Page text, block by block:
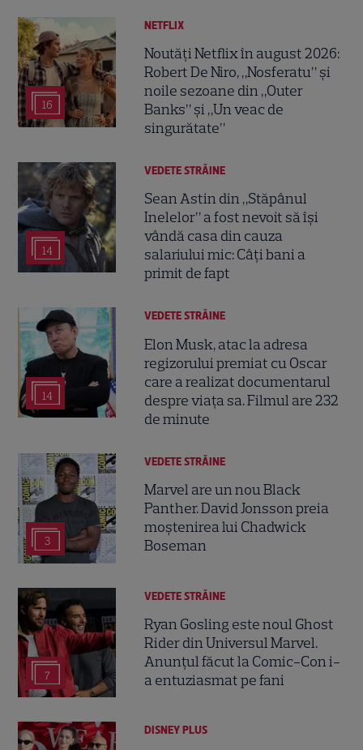
16
NETFLIX
Noutăți Netflix în august 2026:
Robert De Niro, „Nosferatu” și
noile sezoane din „Outer
Banks” și „Un veac de
singurătate”
14
VEDETE STRĂINE
Sean Astin din „Stăpânul
Inelelor” a fost nevoit să își
vândă casa din cauza
salariului mic: Câți bani a
primit de fapt
14
VEDETE STRĂINE
Elon Musk, atac la adresa
regizorului premiat cu Oscar
care a realizat documentarul
despre viața sa. Filmul are 232
de minute
3
VEDETE STRĂINE
Marvel are un nou Black
Panther. David Jonsson preia
moștenirea lui Chadwick
Boseman
7
VEDETE STRĂINE
Ryan Gosling este noul Ghost
Rider din Universul Marvel.
Anunțul făcut la Comic-Con i-
a entuziasmat pe fani
DISNEY PLUS